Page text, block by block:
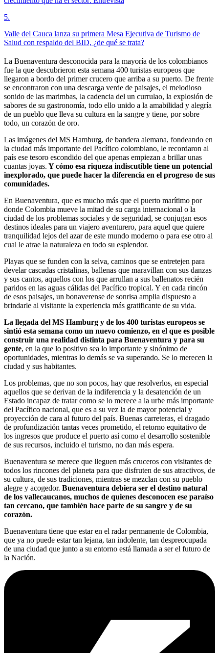
5.
Valle del Cauca lanza su primera Mesa Ejecutiva de Turismo de
Salud con respaldo del BID, ¿de qué se trata?
La Buenaventura desconocida para la mayoría de los colombianos
fue la que descubrieron esta semana 400 turistas europeos que
llegaron a bordo del primer crucero que arriba a su puerto. De frente
se encontraron con una descarga verde de paisajes, el melodioso
sonido de las marimbas, la cadencia del un currulao, la explosión de
sabores de su gastronomía, todo ello unido a la amabilidad y alegría
de un pueblo que lleva su cultura en la sangre y tiene, por sobre
todo, un corazón de oro.
Las imágenes del MS Hamburg, de bandera alemana, fondeando en
la ciudad más importante del Pacífico colombiano, le recordaron al
país ese tesoro escondido del que apenas empiezan a brillar unas
cuantas joyas. Y cómo esa riqueza indiscutible tiene un potencial
inexplorado, que puede hacer la diferencia en el progreso de sus
comunidades.
En Buenaventura, que es mucho más que el puerto marítimo por
donde Colombia mueve la mitad de su carga internacional o la
ciudad de los problemas sociales y de seguridad, se conjugan esos
destinos ideales para un viajero aventurero, para aquel que quiere
tranquilidad lejos del azar de este mundo moderno o para ese otro al
cual le atrae la naturaleza en todo su esplendor.
Playas que se funden con la selva, caminos que se entretejen para
develar cascadas cristalinas, ballenas que maravillan con sus danzas
y sus cantos, aquellos con los que arrullan a sus ballenatos recién
paridos en las aguas cálidas del Pacífico tropical. Y en cada rincón
de esos paisajes, un bonaverense de sonrisa amplia dispuesto a
brindarle al visitante la experiencia más gratificante de su vida.
La llegada del MS Hamburg y de los 400 turistas europeos se
sintió esta semana como un nuevo comienzo, en el que es posible
construir una realidad distinta para Buenaventura y para su
gente, en la que lo positivo sea lo importante y sinónimo de
oportunidades, mientras lo demás se va superando. Se lo merecen la
ciudad y sus habitantes.
Los problemas, que no son pocos, hay que resolverlos, en especial
aquellos que se derivan de la indiferencia y la desatención de un
Estado incapaz de tratar como se lo merece a la urbe más importante
del Pacífico nacional, que es a su vez la de mayor potencial y
proyección de cara al futuro del país. Buenas carreteras, el dragado
de profundización tantas veces prometido, el retorno equitativo de
los ingresos que produce el puerto así como el desarrollo sostenible
de sus recursos, incluido el turismo, no dan más espera.
Buenaventura se merece que lleguen más cruceros con visitantes de
todos los rincones del planeta para que disfruten de sus atractivos, de
su cultura, de sus tradiciones, mientras se mezclan con su pueblo
alegre y acogedor. Buenaventura debiera ser el destino natural
de los vallecaucanos, muchos de quienes desconocen ese paraíso
tan cercano, que también hace parte de su sangre y de su
corazón.
Buenaventura tiene que estar en el radar permanente de Colombia,
que ya no puede estar tan lejana, tan indolente, tan despreocupada
de una ciudad que junto a su entorno está llamada a ser el futuro de
la Nación.